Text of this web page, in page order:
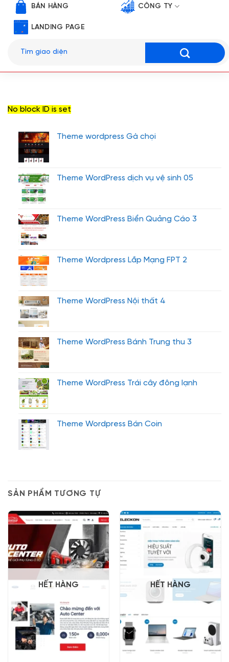
BÁN HÀNG CÔNG TY
LANDING PAGE
kiếm:
No block ID is set
Theme wordpress Gà chọi
Theme WordPress dịch vụ vệ sinh 05
Theme WordPress Biển Quảng Cáo 3
Theme Wordpress Lắp Mạng FPT 2
Theme WordPress Nội thất 4
Theme WordPress Bánh Trung thu 3
Theme WordPress Trái cây đông lạnh
Theme Wordpress Bán Coin
SẢN PHẨM TƯƠNG TỰ
HẾT HÀNG HẾT HÀNG